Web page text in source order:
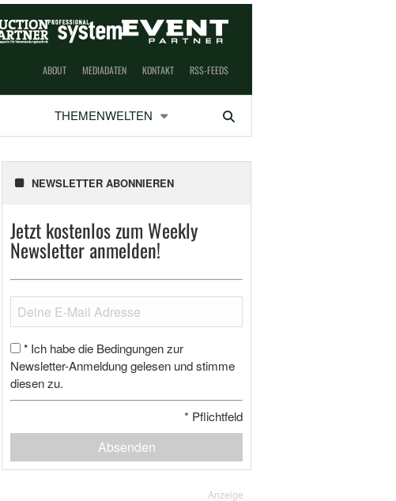
ABOUT MEDIADATEN KONTAKT RSS-FEEDS
THEMENWELTEN Suchen
NEWSLETTER ABONNIEREN
Jetzt kostenlos zum Weekly
Newsletter anmelden!
* Ich habe die Bedingungen zur
Newsletter-Anmeldung gelesen und stimme
diesen zu.
* Pflichtfeld
Absenden
Anzeige